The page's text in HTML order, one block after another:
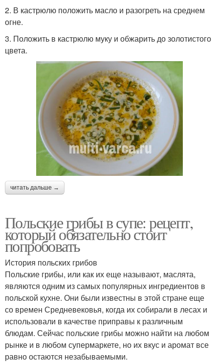
2. В кастрюлю положить масло и разогреть на среднем
огне.
3. Положить в кастрюлю муку и обжарить до золотистого
цвета.
читать дальше →
Польские грибы в супе: рецепт,
который обязательно стоит
попробовать
История польских грибов
Польские грибы, или как их еще называют, маслята,
являются одним из самых популярных ингредиентов в
польской кухне. Они были известны в этой стране еще
со времен Средневековья, когда их собирали в лесах и
использовали в качестве приправы к различным
блюдам. Сейчас польские грибы можно найти на любом
рынке и в любом супермаркете, но их вкус и аромат все
равно остаются незабываемыми.